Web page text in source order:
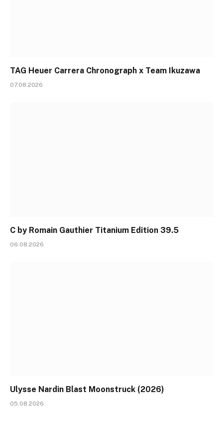
TAG Heuer Carrera Chronograph x Team Ikuzawa
07.08.2026
C by Romain Gauthier Titanium Edition 39.5
06.08.2026
Ulysse Nardin Blast Moonstruck (2026)
05.08.2026